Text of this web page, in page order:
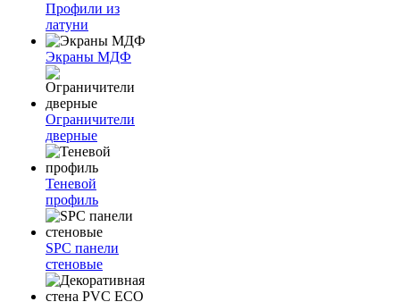
Профили из
латуни
Экраны МДФ
Ограничители
дверные
Теневой
профиль
SPC панели
стеновые